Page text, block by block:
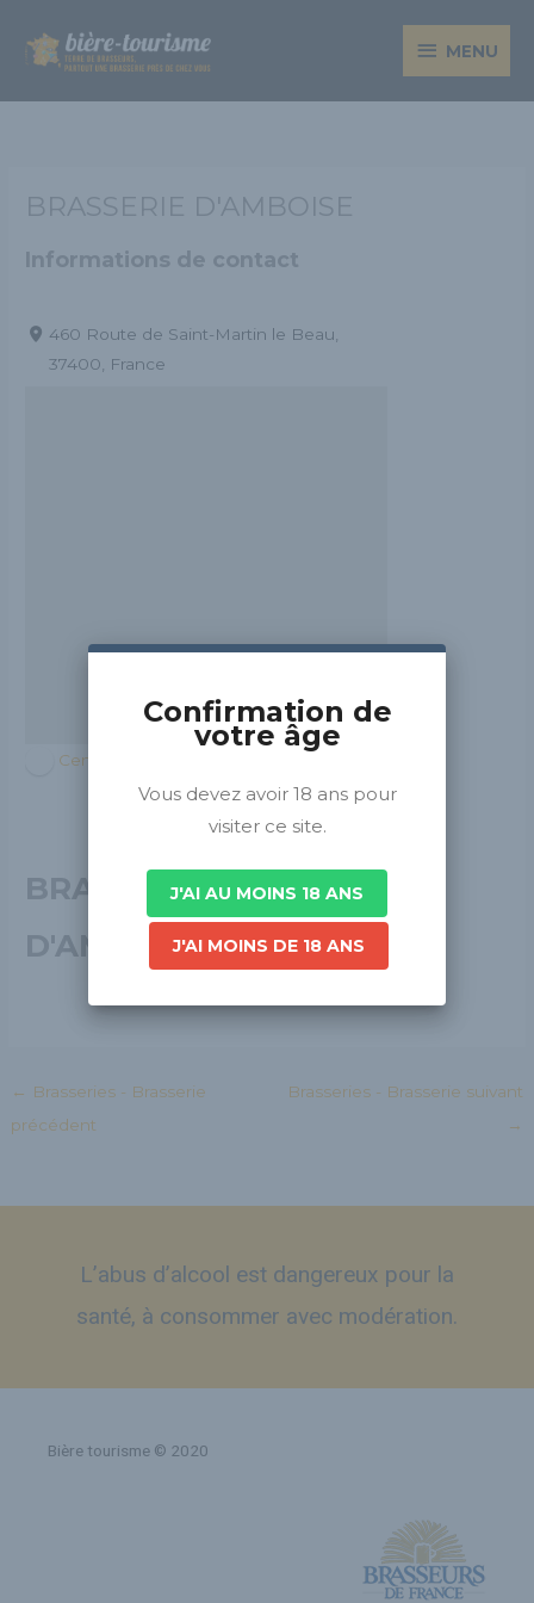
contenu
MENU
MENU
BRASSERIE D'AMBOISE
Informations de contact
460 Route de Saint-Martin le Beau,
37400, France
Centre-Val de Loire
BRASSERIE
D'AMBOISE
← Brasseries - Brasserie
précédent
Brasseries - Brasserie suivant
→
L’abus d’alcool est dangereux pour la
santé, à consommer avec modération.
Bière tourisme © 2020
Confirmation de
votre âge
Vous devez avoir 18 ans pour
visiter ce site.
J'AI AU MOINS 18 ANS
J'AI MOINS DE 18 ANS